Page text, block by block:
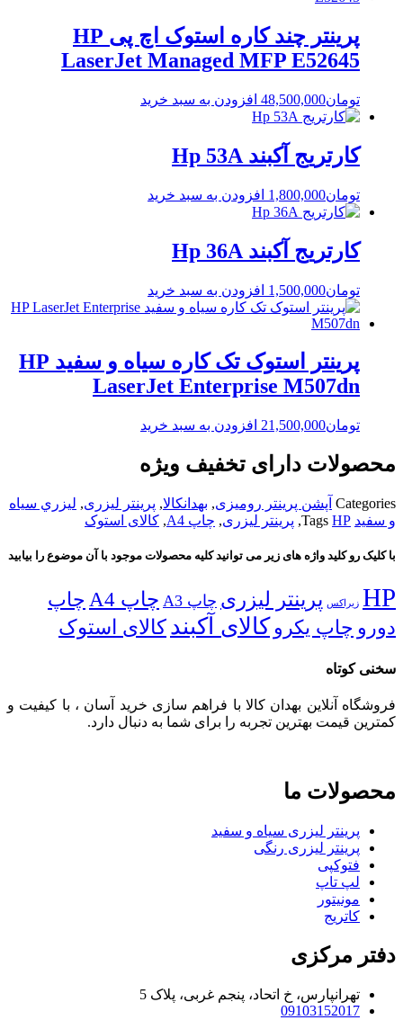
پرینتر چند کاره استوک اچ پی HP
LaserJet Managed MFP E52645
تومان48,500,000 افزودن به سبد خرید
کارتریج آکبند Hp 53A
تومان1,800,000 افزودن به سبد خرید
کارتریج آکبند Hp 36A
تومان1,500,000 افزودن به سبد خرید
پرینتر استوک تک کاره سیاه و سفید HP
LaserJet Enterprise M507dn
تومان21,500,000 افزودن به سبد خرید
محصولات دارای تخفیف ویژه
Categories آپشن پرینتر رومیزی, بهدانکالا, پرینتر لیزری, ليزري سياه
و سفيد
Tags HP
, پرینتر لیزری, چاپ A4 , کالای استوک
با کلیک رو کلید واژه های زیر می توانید کلیه محصولات موجود با آن موضوع را بیابید
HP زیراکس پرینتر لیزری چاپ A3 چاپ A4
چاپ
دورو چاپ یکرو کالای آکبند کالای استوک
سخنی کوتاه
فروشگاه آنلاین بهدان کالا با فراهم سازی خرید آسان ، با کیفیت و
کمترین قیمت بهترین تجربه را برای شما به دنبال دارد.
محصولات ما
پرینتر لیزری سیاه و سفید
پرینتر لیزری رنگی
فتوکپی
لپ تاپ
مونیتور
کاتریج
دفتر مرکزی
تهرانپارس، خ اتحاد، پنجم غربی، پلاک 5
09103152017